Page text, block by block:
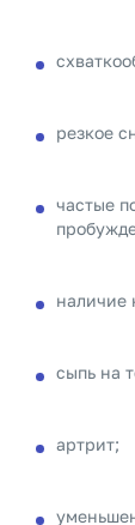
резкое
частые
наличие
сыпь на
артрит;